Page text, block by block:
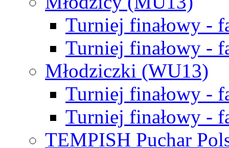
Turniej finałowy -
Turniej finałowy -
Młodziczki (WU13)
Turniej finałowy -
Turniej finałowy -
TEMPISH Puchar